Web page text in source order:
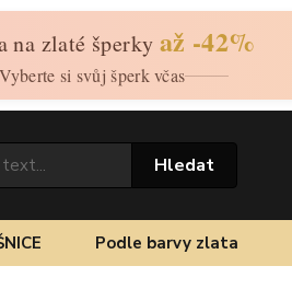
na zlaté šperky až -42%
si svůj šperk včas
Hledat
Podle barvy zlata